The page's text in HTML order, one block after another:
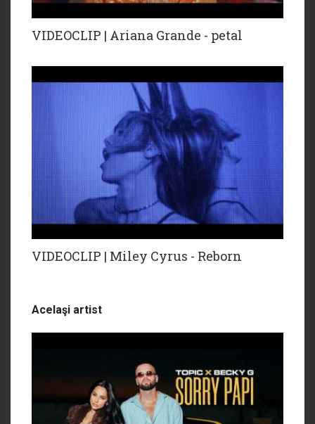
VIDEOCLIP | Ariana Grande - petal
VIDEOCLIP | Miley Cyrus - Reborn
Acelaşi artist